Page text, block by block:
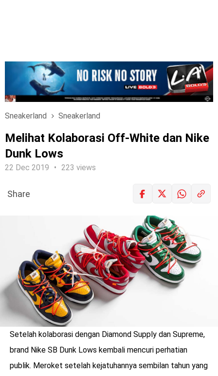
Sneakerland Sneakerland
Melihat Kolaborasi Off-White dan Nike
Dunk Lows
22 Dec 2019 223 views
LOGIN
Share
Setelah kolaborasi dengan Diamond Supply dan Supreme,
brand Nike SB Dunk Lows kembali mencuri perhatian
publik. Meroket setelah kejatuhannya sembilan tahun yang